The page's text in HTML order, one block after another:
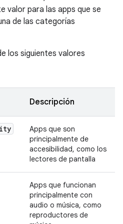
valor para las apps que se
de las categorías
los siguientes valores
Descripción
Apps que son
principalmente de
accesibilidad, como los
lectores de pantalla
Apps que funcionan
principalmente con
audio o música, como
reproductores de